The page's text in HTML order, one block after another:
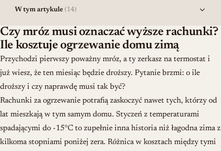
W tym artykule (14)
Czy mróz musi oznaczać wyższe rachunki?
Ile kosztuje ogrzewanie domu zimą
Przychodzi pierwszy poważny mróz, a ty zerkasz na termostat i
już wiesz, że ten miesiąc będzie droższy. Pytanie brzmi: o ile
droższy i czy naprawdę musi tak być?
Rachunki za ogrzewanie potrafią zaskoczyć nawet tych, którzy od
lat mieszkają w tym samym domu. Styczeń z temperaturami
spadającymi do -15°C to zupełnie inna historia niż łagodna zima z
kilkoma stopniami poniżej zera. Różnica w kosztach między tymi